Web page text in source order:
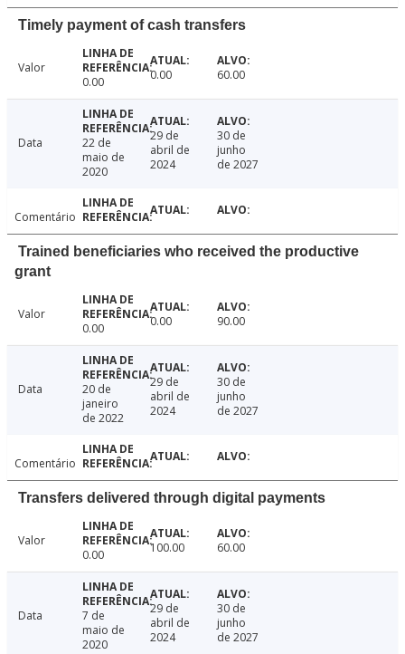
Timely payment of cash transfers
Valor
0.00
0.00 60.00
Data
22 de
maio de
2020
29 de
abril de
2024
30 de
junho
de 2027
Comentário
Trained beneficiaries who received the productive
grant
Valor
0.00
0.00 90.00
Data
20 de
janeiro
de 2022
29 de
abril de
2024
30 de
junho
de 2027
Comentário
Transfers delivered through digital payments
Valor
0.00
100.00 60.00
Data
7 de
maio de
2020
29 de
abril de
2024
30 de
junho
de 2027